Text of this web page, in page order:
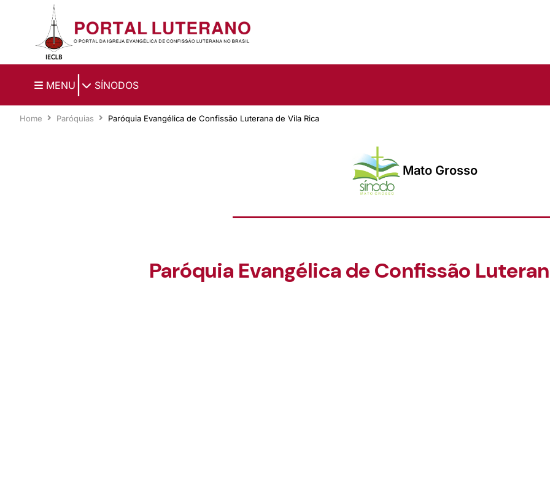
Ir para o conteúdo principal
MENU SÍNODOS
Home Paróquias Paróquia Evangélica de Confissão Luterana de Vila Rica
Mato Grosso
Paróquia Evangélica de Confissão